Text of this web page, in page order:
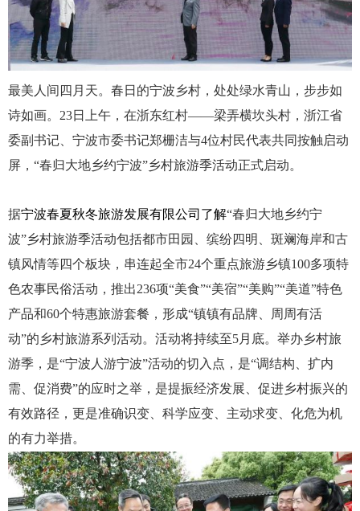
最美人间四月天。春日的宁波乡村，处处绿水青山，步步如
诗如画。 23日上午，在浙东红村——梁弄横坎头村，浙江省
委副书记、宁波市委书记郑栅洁与4位村民代表共同按触启动
屏，“春归大地乡约宁波”乡村旅游季活动正式启动。
据宁波春夏秋冬旅游发展有限公司了解“春归大地乡约宁
波”乡村旅游季活动包括都市田园、缤纷四明、斑斓海岸和古
镇风情等四个板块，串连起全市24个重点旅游乡镇100多项特
色农事民俗活动，推出236项“美食”“美宿”“美购”“美道”特色
产品和60个特惠旅游套餐，形成“镇镇有品牌、周周有活
动”的乡村旅游系列活动。活动将持续至5月底。举办乡村旅
游季，是“宁波人游宁波”活动的切入点，是“调结构、扩内
需、促消费”的应时之举，是提振经济发展、促进乡村振兴的
有效路径，更是准确识变、科学应变、主动求变、化危为机
的有力举措。